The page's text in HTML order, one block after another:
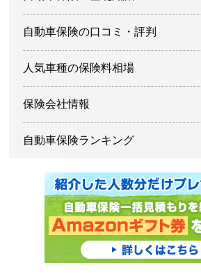
自動車保険の口コミ・評判
人気車種の保険料相場
保険会社情報
自動車保険ランキング